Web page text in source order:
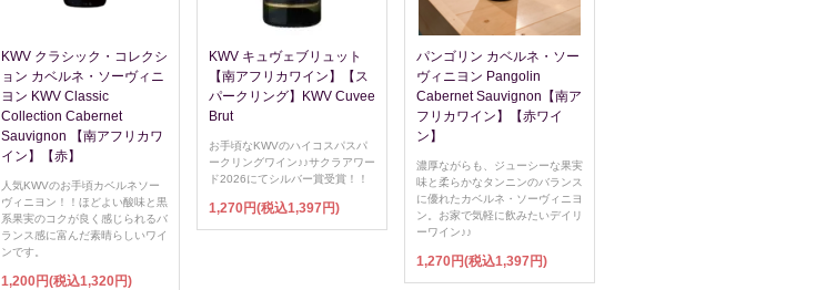
KWV クラシック・コレクシ
ョン カベルネ・ソーヴィニ
ヨン KWV Classic
Collection Cabernet
Sauvignon 【南アフリカワ
イン】【赤】
人気KWVのお手頃カベルネソー
ヴィニヨン！！ほどよい酸味と黒
系果実のコクが良く感じられるバ
ランス感に富んだ素晴らしいワイ
ンです。
1,200円(税込1,320円)
KWV キュヴェブリュット
【南アフリカワイン】【ス
パークリング】KWV Cuvee
Brut
お手頃なKWVのハイコスパスパ
ークリングワイン♪♪サクラアワー
ド2026にてシルバー賞受賞！！
1,270円(税込1,397円)
パンゴリン カベルネ・ソー
ヴィニヨン Pangolin
Cabernet Sauvignon【南ア
フリカワイン】【赤ワイ
ン】
濃厚ながらも、ジューシーな果実
味と柔らかなタンニンのバランス
に優れたカベルネ・ソーヴィニヨ
ン。お家で気軽に飲みたいデイリ
ーワイン♪♪
1,270円(税込1,397円)